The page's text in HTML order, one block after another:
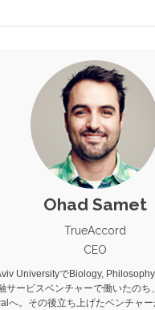
Ohad Samet
TrueAccord
CEO
UniversityでBiology,
サービスベンチャーで働いたのち
へ。その後立ち上げたベンチャー